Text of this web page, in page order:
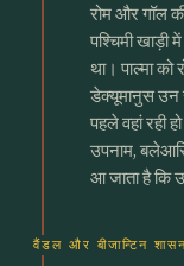
रोम और गॉल
पश्चिमी खाड़ी
था। पाल्मा को
डेक्यूमानुस उन
पहले वहां रही
उपनाम,
आ जाता है कि
वैंडल और बीजान्टिन